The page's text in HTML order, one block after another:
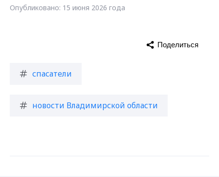
Опубликовано: 15 июня 2026 года
спасатели
новости Владимирской области
Поделиться